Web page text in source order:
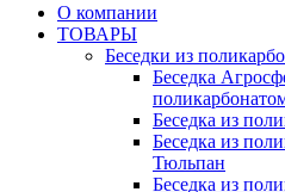
О компании
ТОВАРЫ
Беседки из
Беседка
Беседка из
Беседка из
Тюльпан
Беседка из